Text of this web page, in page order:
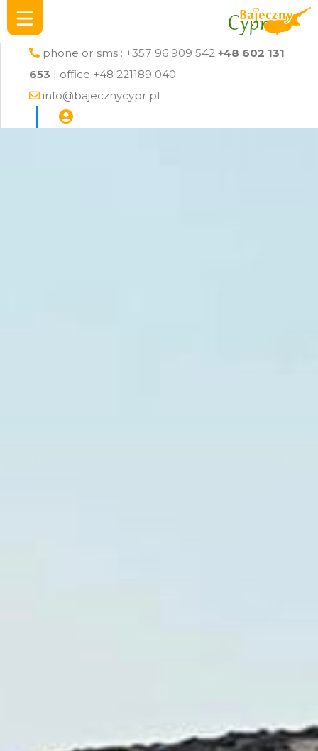
phone or sms : +357 96 909 542 +48 602 131
653 | office +48 221189 040
info@bajecznycypr.pl